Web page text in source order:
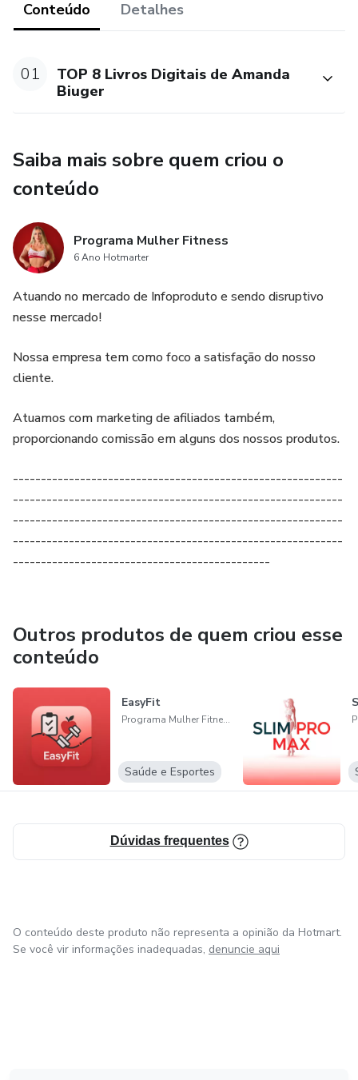
Conteúdo Detalhes
01
TOP 8 Livros Digitais de Amanda
Biuger
Saiba mais sobre quem criou o
conteúdo
Programa Mulher Fitness
6 Ano Hotmarter
Atuando no mercado de Infoproduto e sendo disruptivo
nesse mercado!
Nossa empresa tem como foco a satisfação do nosso
cliente.
Atuamos com marketing de afiliados também,
proporcionando comissão em alguns dos nossos produtos.
-----------------------------------------------------------
-----------------------------------------------------------
-----------------------------------------------------------
-----------------------------------------------------------
----------------------------------------------
Outros produtos de quem criou esse
conteúdo
EasyFit
Programa Mulher Fitness
Saúde e Esportes
Dúvidas frequentes
O conteúdo deste produto não representa a opinião da Hotmart.
Se você vir informações inadequadas, denuncie aqui